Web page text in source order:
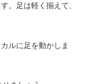
。足は軽く揃えて、
ルに足を動かしま